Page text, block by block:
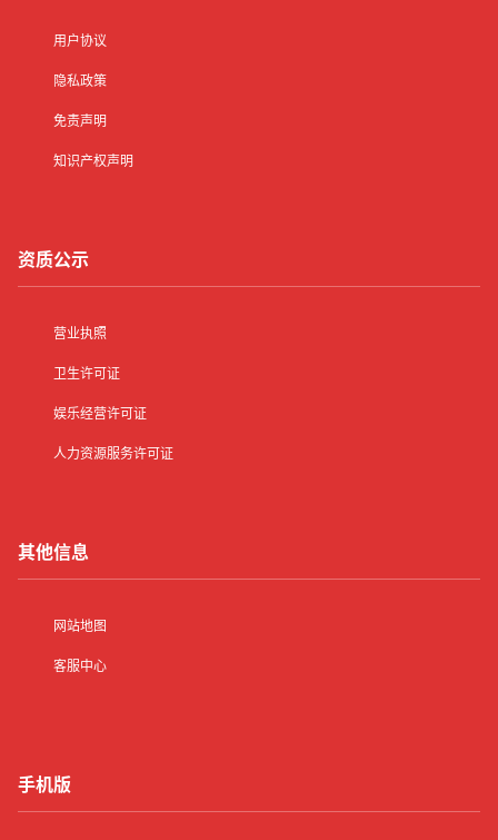
用户协议
隐私政策
免责声明
知识产权声明
资质公示
营业执照
卫生许可证
娱乐经营许可证
人力资源服务许可证
其他信息
网站地图
客服中心
手机版